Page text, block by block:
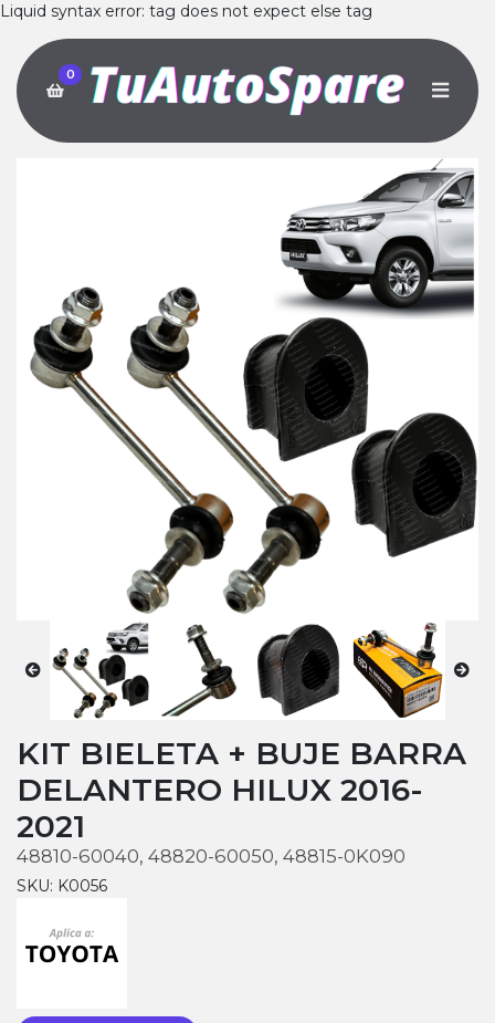
Liquid syntax error: tag does not expect else tag
0
KIT BIELETA + BUJE BARRA
DELANTERO HILUX 2016-
2021
48810-60040, 48820-60050, 48815-0K090
SKU: K0056